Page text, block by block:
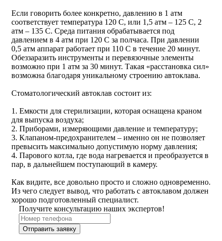
Если говорить более конкретно, давлению в 1 атм
соответствует температура 120 С, или 1,5 атм – 125 С, 2
атм – 135 С. Среда питания обрабатывается под
давлением в 4 атм при 120 С за полчаса. При давлении
0,5 атм аппарат работает при 110 С в течение 20 минут.
Обеззаразить инструменты и перевязочные элементы
возможно при 1 атм за 30 минут. Такая «расстановка сил»
возможна благодаря уникальному строению автоклава.
Стоматологический автоклав состоит из:
1. Емкости для стерилизации, которая оснащена краном
для выпуска воздуха;
2. Приборами, измеряющими давление и температуру;
3. Клапаном-предохранителем – именно он не позволяет
превысить максимально допустимую норму давления;
4. Парового котла, где вода нагревается и преобразуется в
пар, в дальнейшем поступающий в камеру.
Как видите, все довольно просто и сложно одновременно.
Из чего следует вывод, что работать с автоклавом должен
хорошо подготовленный специалист.
Получите консультацию наших экспертов!
Отправить заявку